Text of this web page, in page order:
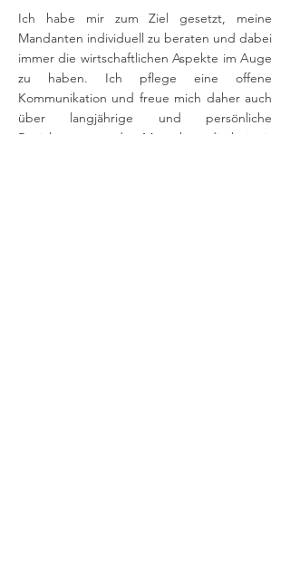
Ich habe mir zum Ziel gesetzt, meine
Mandanten individuell zu beraten und dabei
immer die wirtschaftlichen Aspekte im Auge
zu haben. Ich pflege eine offene
Kommunikation und freue mich daher auch
über langjährige und persönliche
Beziehungen zu den Menschen, die bei mir